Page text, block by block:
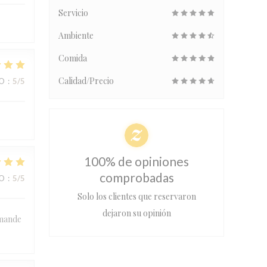
: 5/5
: 5/5
Servicio
Ambiente
Comida
Calidad/Precio
100% de opiniones
comprobadas
Solo los clientes que reservaron
dejaron su opinión